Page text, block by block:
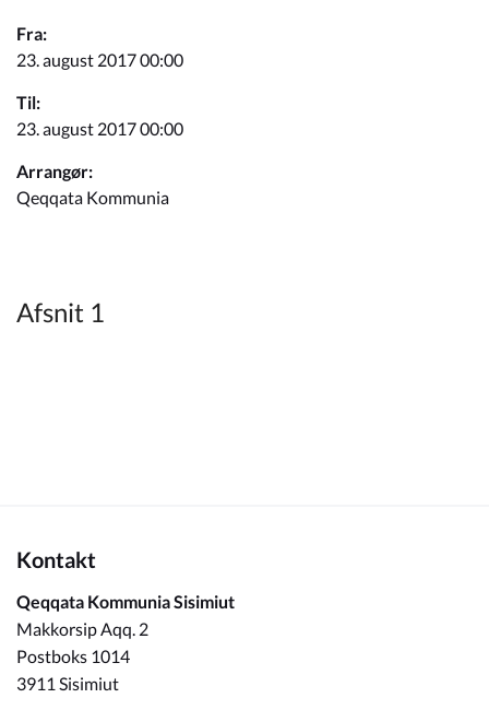
Turisme
Selvbetjening
Kommuneplan
Fra:
23. august 2017 00:00
Til:
23. august 2017 00:00
Arrangør:
Qeqqata Kommunia
Afsnit 1
Kontakt
Qeqqata Kommunia Sisimiut
Makkorsip Aqq. 2
Postboks 1014
3911 Sisimiut